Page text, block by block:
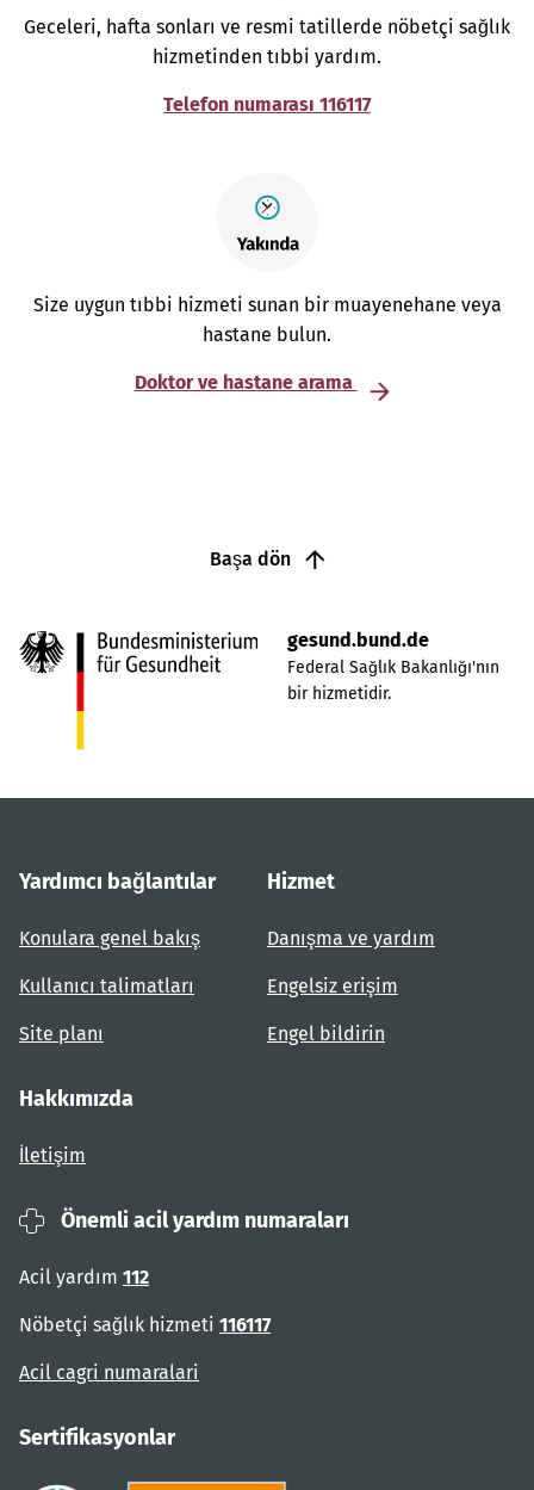
Geceleri, hafta sonları ve resmi tatillerde nöbetçi sağlık
hizmetinden tıbbi yardım.
Telefon numarası 116117
Size uygun tıbbi hizmeti sunan bir muayenehane veya
hastane bulun.
Doktor ve hastane arama
Başa dön
gesund.bund.de
Federal Sağlık Bakanlığı'nın
bir hizmetidir.
Yardımcı bağlantılar
Konulara genel bakış
Kullanıcı talimatları
Site planı
Hizmet
Danışma ve yardım
Engelsiz erişim
Engel bildirin
Hakkımızda
İletişim
Önemli acil yardım numaraları
Acil yardım 112
Nöbetçi sağlık hizmeti 116117
Acil cagri numaralari
Sertifikasyonlar